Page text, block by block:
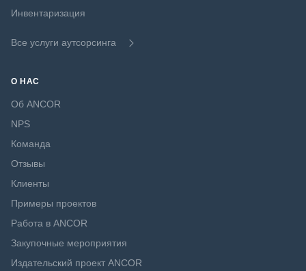
Инвентаризация
Все услуги аутсорсинга
О НАС
Об ANCOR
NPS
Команда
Отзывы
Клиенты
Примеры проектов
Работа в ANCOR
Закупочные мероприятия
Издательский проект ANCOR